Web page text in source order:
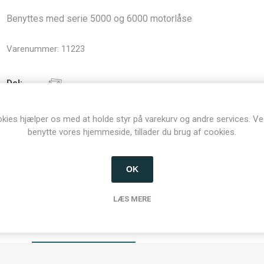
Benyttes med serie 5000 og 6000 motorlåse
Varenummer: 11223
Del:
hjælper os med at holde styr på varekurv og andre services.
benytte vores hjemmeside, tillader du brug af cookies.
OK
LÆS MERE